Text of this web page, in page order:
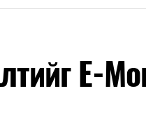
E-